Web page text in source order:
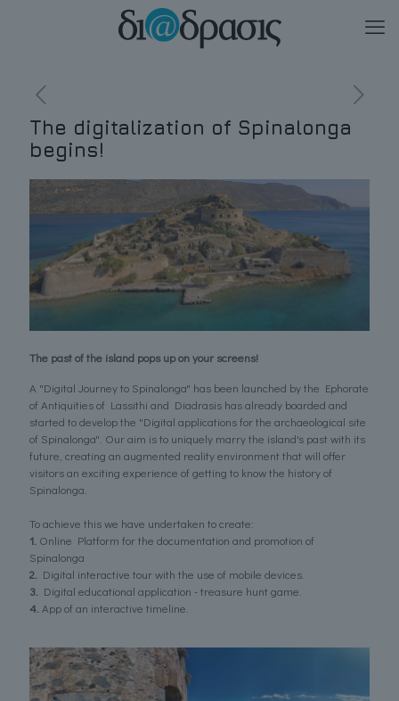
The digitalization of Spinalonga
begins!
The past of the island pops up on your screens!
A "Digital Journey to Spinalonga" has been launched by the Ephorate
of Antiquities of Lassithi and Diadrasis has already boarded and
started to develop the "Digital applications for the archaeological site
of Spinalonga". Our aim is to uniquely marry the island's past with its
future, creating an augmented reality environment that will offer
visitors an exciting experience of getting to know the history of
Spinalonga.
To achieve this we have undertaken to create:
1. Online Platform for the documentation and promotion of
Spinalonga
2. Digital interactive tour with the use of mobile devices.
3. Digital educational application - treasure hunt game.
4. App of an interactive timeline.